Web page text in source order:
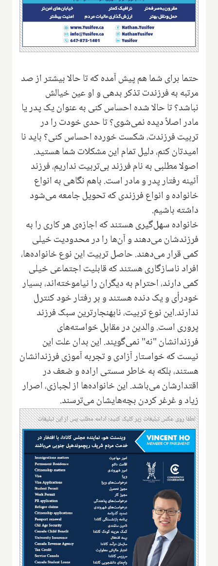
حتما برای شما هم پیش آمده که تا حالا بیشتر از صد
مرتبه به فرزندت تذکر بدهی و او عین خیالش
نباشد؟ تا حالا شده احساس کنی به عنوان یک پدر یا
مادر اصلاً دیده نمی‌شوی؟ تا حدی خودت را در
تربیت فرزندت، شکست خورده احساس کنی؟ باید نا
امیدتان کنم، دلیل تمام این مشکلات شما هستید.
اصولا مطلبی به نام فرزند بی‌تربیت نداریم، فرزند
آئینه رفتار پدر و مادر است. باهم نگاهی به انواع
خانواده و انواع فرزندی که تحویل جامعه می‌شود
داشته باشیم.
خانواده سهل‌گیری هستند که اجازه‌ی هر کاری را به
فرزندشان می‌دهند و آن‌ها را در محدودیت خیلی
کمی قرار می‌دهند. حاصل تربیت این نوع خانواده‌ها،
افراد ناسازگاری هستند که قابلیت اجتماعی خیلی
کمی دارند، احترام به دیگران را نیاموخته‌اند، بسیار
خودرأی و یک دنده هستند و بر رفتار خود کنترل
ندارند.این نوع تربیت، نابهنجارترین سبک فرزند
پروری است. والدین در مقابل خواسته‌های
فرزندانشان "نه" نمی‌گویند. این بدان علت این
نیست که خواستار آزادی و تجربه آموزی فرزندانشان
هستند، بلکه به خاطر سستی اراده و ضعف در
اقتدارشان می‌باشد. این خانواده‌ها از لجبازی، اصرار
زیاد و غرغر کردن بچه‌هایشان می‌ترسند.
لطفا روی عکس تبلیغات زیر کلیک کنید؛ ادامه مطلب پس از این تبلیغات